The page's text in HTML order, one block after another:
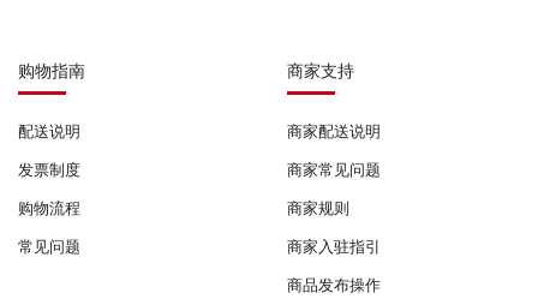
购物指南
配送说明
发票制度
购物流程
常见问题
商家支持
商家配送说明
商家常见问题
商家规则
商家入驻指引
商品发布操作